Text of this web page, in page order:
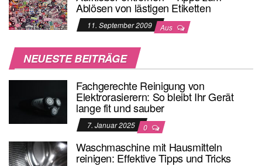
Ablösen von lästigen Etiketten
11. September 2009 Aus
NEUESTE BEITRÄGE
Fachgerechte Reinigung von
Elektrorasierern: So bleibt Ihr Gerät
lange fit und sauber
7. Januar 2025 0
Waschmaschine mit Hausmitteln
reinigen: Effektive Tipps und Tricks